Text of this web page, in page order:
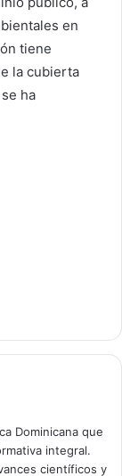
en
tiene
la cubierta
ha
Dominicana que
integral.
científicos y